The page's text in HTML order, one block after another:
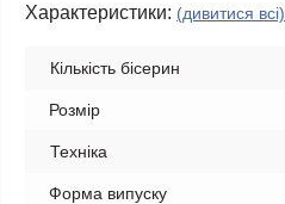
Характеристики: (дивитися всі)
Кількість бісерин
Розмір
Техніка
Форма випуску